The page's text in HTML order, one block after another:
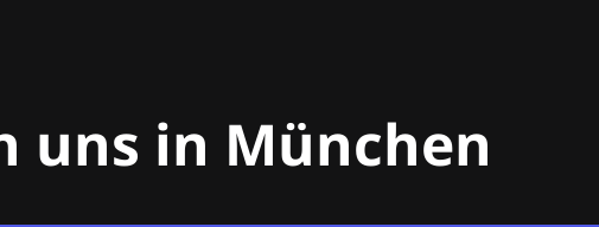
uns in München